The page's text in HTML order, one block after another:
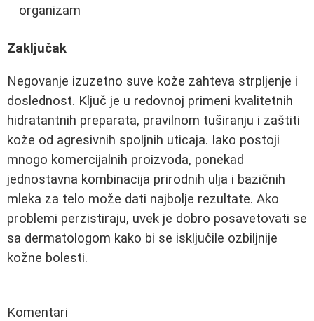
organizam
Zaključak
Negovanje izuzetno suve kože zahteva strpljenje i
doslednost. Ključ je u redovnoj primeni kvalitetnih
hidratantnih preparata, pravilnom tuširanju i zaštiti
kože od agresivnih spoljnih uticaja. Iako postoji
mnogo komercijalnih proizvoda, ponekad
jednostavna kombinacija prirodnih ulja i bazičnih
mleka za telo može dati najbolje rezultate. Ako
problemi perzistiraju, uvek je dobro posavetovati se
sa dermatologom kako bi se isključile ozbiljnije
kožne bolesti.
Komentari